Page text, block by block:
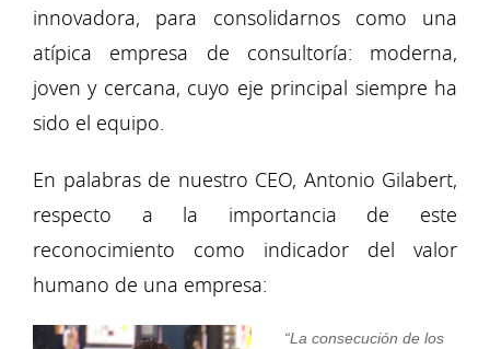
innovadora, para consolidarnos como una
atípica empresa de consultoría: moderna,
joven y cercana, cuyo eje principal siempre ha
sido el equipo.
En palabras de nuestro CEO, Antonio Gilabert,
respecto a la importancia de este
reconocimiento como indicador del valor
humano de una empresa:
“La consecución de los